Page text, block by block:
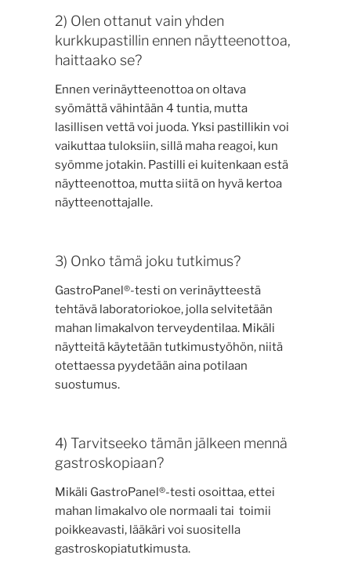
2) Olen ottanut vain yhden
kurkkupastillin ennen näytteenottoa,
haittaako se?
Ennen verinäytteenottoa on oltava
syömättä vähintään 4 tuntia, mutta
lasillisen vettä voi juoda. Yksi pastillikin voi
vaikuttaa tuloksiin, sillä maha reagoi, kun
syömme jotakin. Pastilli ei kuitenkaan estä
näytteenottoa, mutta siitä on hyvä kertoa
näytteenottajalle.
3) Onko tämä joku tutkimus?
GastroPanel®-testi on verinäytteestä
tehtävä laboratoriokoe, jolla selvitetään
mahan limakalvon terveydentilaa. Mikäli
näytteitä käytetään tutkimustyöhön, niitä
otettaessa pyydetään aina potilaan
suostumus.
4) Tarvitseeko tämän jälkeen mennä
gastroskopiaan?
Mikäli GastroPanel®-testi osoittaa, ettei
mahan limakalvo ole normaali tai toimii
poikkeavasti, lääkäri voi suositella
gastroskopiatutkimusta.